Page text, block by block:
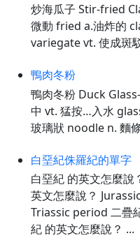
炒海瓜子 Stir-fried
微動 fried a.油炸的
variegate vt. 使成斑
鴨肉冬粉
鴨肉冬粉 Duck
中 vt. 猛按…入水
玻璃狀 noodle n. 麵
白堊紀侏羅紀的單字
白堊紀 的英文怎麼
英文怎麼說？
Triassic period 二疊
紀 的英文怎麼說？ ...